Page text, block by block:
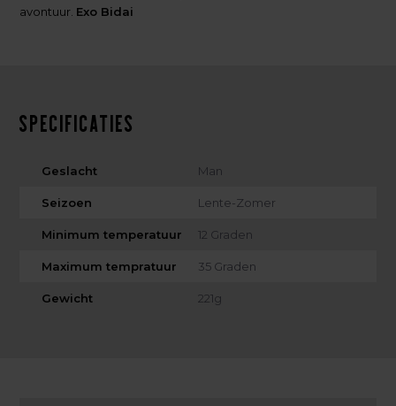
avontuur. Exo Bidai
Specificaties
Geslacht Man
Seizoen Lente-Zomer
Minimum temperatuur 12 Graden
Maximum tempratuur 35 Graden
Gewicht 221g